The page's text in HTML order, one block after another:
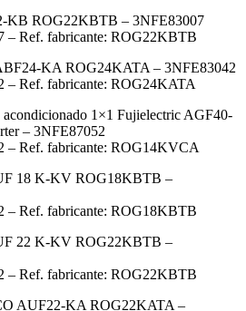
KB ROG22KBTB – 3NFE83007
– Ref. fabricante: ROG22KBTB
KA ROG24KATA – 3NFE83042
– Ref. fabricante: ROG24KATA
1×1 Fujielectric AGF40-
– 3NFE87052
– Ref. fabricante: ROG14KVCA
18 K-KV ROG18KBTB –
– Ref. fabricante: ROG18KBTB
22 K-KV ROG22KBTB –
– Ref. fabricante: ROG22KBTB
AUF22-KA ROG22KATA –